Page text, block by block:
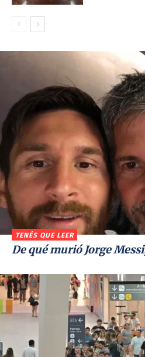
TENÉS QUE LEER
De qué murió Jorge